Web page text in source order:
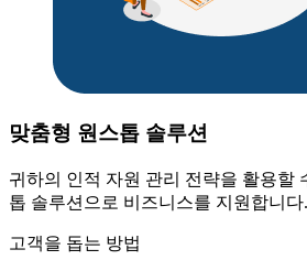
맞춤형 원스톱 솔루션
귀하의 인적 자원 관리 전략을 활용할
톱 솔루션으로 비즈니스를 지원합니다.
고객을 돕는 방법